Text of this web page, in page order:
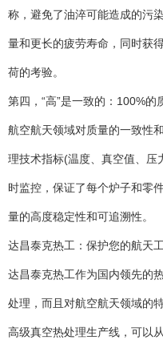
称，避免了油淬可能造成的污
量和更长的疲劳寿命，同时获
荷的考验。
第四，“高”是一致的：100%的
航空航天领域对质量的一致性
理技术指标(温度、真空值、压
时监控，保证了每个炉子和零
量的高度稳定性和可追溯性。
达昌泰克热工：保护您的航天
达昌泰克热工作为国内领先的
处理，而且对航空航天领域的
高级真空热处理生产线，可以